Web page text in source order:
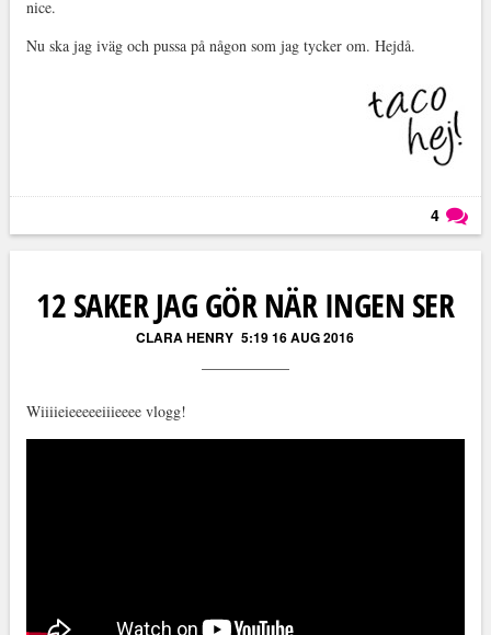
nice.
Nu ska jag iväg och pussa på någon som jag tycker om. Hejdå.
4
12 SAKER JAG GÖR NÄR INGEN SER
CLARA HENRY 5:19 16 AUG 2016
Wiiiieieeeeeiiieeee vlogg!